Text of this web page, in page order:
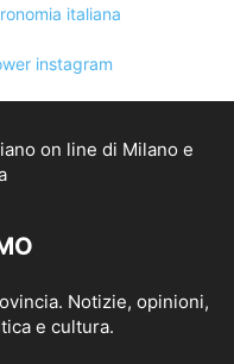
Notizie, opinioni,
e cultura.